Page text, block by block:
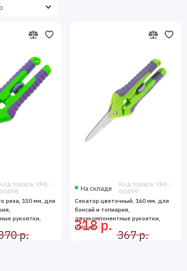
Код товара: VR6-
60498
реза, 150 мм, для
рукоятки,
р.
На складе
Код товара: VR6-
60499
Секатор цветочный, 160 мм, для
бонсай и топиария,
двухкомпонентные рукоятки,
Palisad
318 р.
367 р.